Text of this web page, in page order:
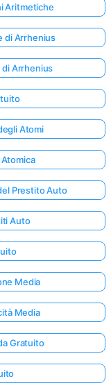
Aritmetiche
di Arrhenius
di Arrhenius
Atomi
Prestito Auto
Auto
Media
Media
Gratuito